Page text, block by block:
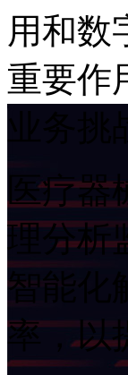
用和数
重要作
医疗器
理分析
智能化
率